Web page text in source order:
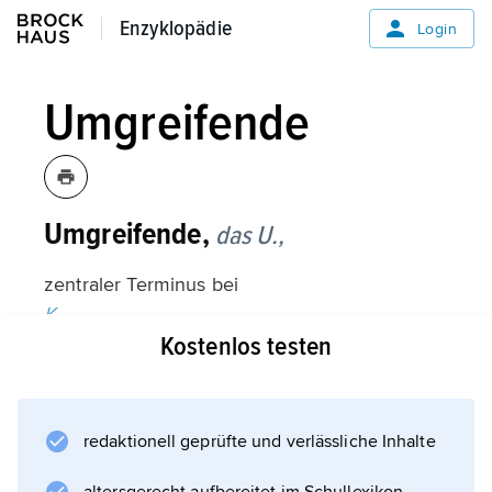
Enzyklopädie
Enzyklopädie Login
Umgreifende
Umgreifende, das U.,
zentraler Terminus bei
K.
einer inhaltlichen Darstellung ist das
Kostenlos testen
redaktionell geprüfte und verlässliche Inhalte